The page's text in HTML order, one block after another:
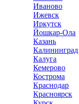
Иваново
Ижевск
Иркутск
Йошкар-Ола
Казань
Калининград
Калуга
Кемерово
Кострома
Краснодар
Красноярск